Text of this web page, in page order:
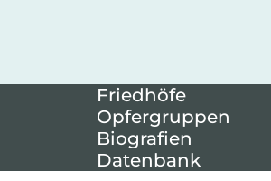
Friedhöfe
Opfergruppen
Biografien
Datenbank